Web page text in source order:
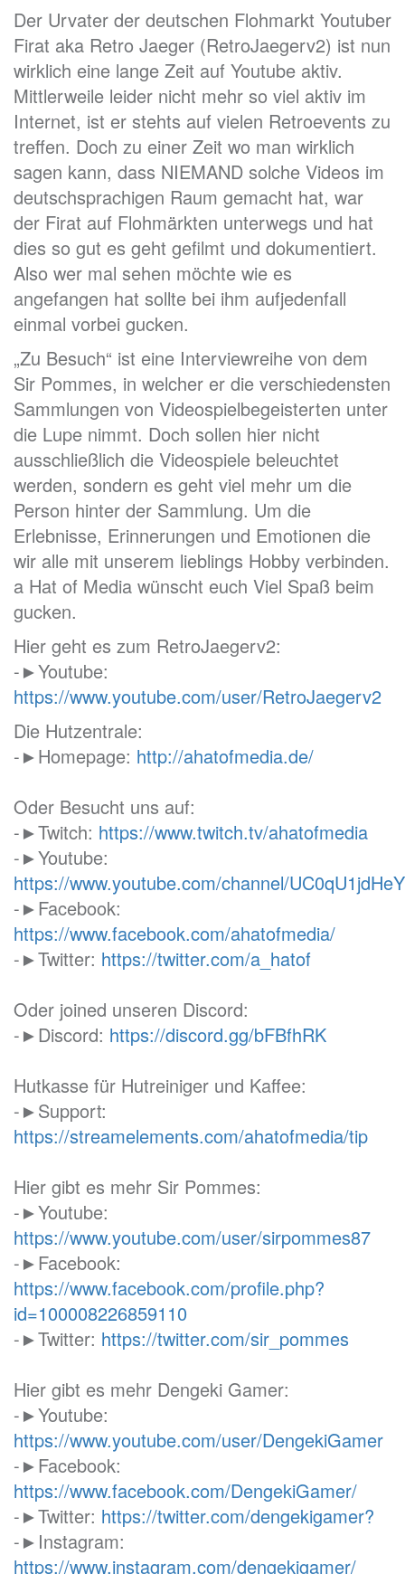
Der Urvater der deutschen Flohmarkt Youtuber
Firat aka Retro Jaeger (RetroJaegerv2) ist nun
wirklich eine lange Zeit auf Youtube aktiv.
Mittlerweile leider nicht mehr so viel aktiv im
Internet, ist er stehts auf vielen Retroevents zu
treffen. Doch zu einer Zeit wo man wirklich
sagen kann, dass NIEMAND solche Videos im
deutschsprachigen Raum gemacht hat, war
der Firat auf Flohmärkten unterwegs und hat
dies so gut es geht gefilmt und dokumentiert.
Also wer mal sehen möchte wie es
angefangen hat sollte bei ihm aufjedenfall
einmal vorbei gucken.
„Zu Besuch“ ist eine Interviewreihe von dem
Sir Pommes, in welcher er die verschiedensten
Sammlungen von Videospielbegeisterten unter
die Lupe nimmt. Doch sollen hier nicht
ausschließlich die Videospiele beleuchtet
werden, sondern es geht viel mehr um die
Person hinter der Sammlung. Um die
Erlebnisse, Erinnerungen und Emotionen die
wir alle mit unserem lieblings Hobby verbinden.
a Hat of Media wünscht euch Viel Spaß beim
gucken.
Hier geht es zum RetroJaegerv2:
-►Youtube:
https://www.youtube.com/user/RetroJaegerv2
Die Hutzentrale:
-►Homepage: http://ahatofmedia.de/
Oder Besucht uns auf:
-►Twitch: https://www.twitch.tv/ahatofmedia
-►Youtube:
https://www.youtube.com/channel/
-►Facebook:
https://www.facebook.com/ahatofmedia/
-►Twitter: https://twitter.com/a_hatof
Oder joined unseren Discord:
-►Discord: https://discord.gg/bFBfhRK
Hutkasse für Hutreiniger und Kaffee:
-►Support:
https://streamelements.com/ahatofmedia/tip
Hier gibt es mehr Sir Pommes:
-►Youtube:
https://www.youtube.com/user/sirpommes87
-►Facebook:
https://www.facebook.com/profile.php?
id=100008226859110
-►Twitter: https://twitter.com/sir_pommes
Hier gibt es mehr Dengeki Gamer:
-►Youtube:
https://www.youtube.com/user/DengekiGamer
-►Facebook:
https://www.facebook.com/DengekiGamer/
-►Twitter: https://twitter.com/dengekigamer?
-►Instagram:
https://www.instagram.com/dengekigamer/